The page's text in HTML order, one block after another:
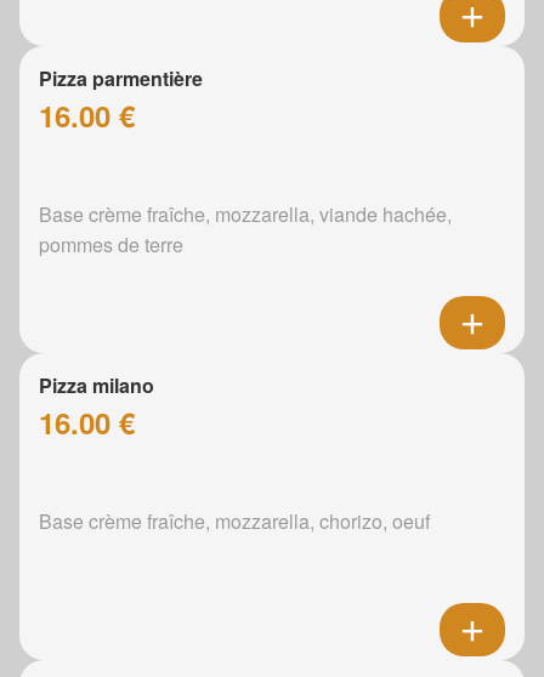
Pizza parmentière
16.00 €
Base crème fraîche, mozzarella, viande hachée,
pommes de terre
Pizza milano
16.00 €
Base crème fraîche, mozzarella, chorizo, oeuf